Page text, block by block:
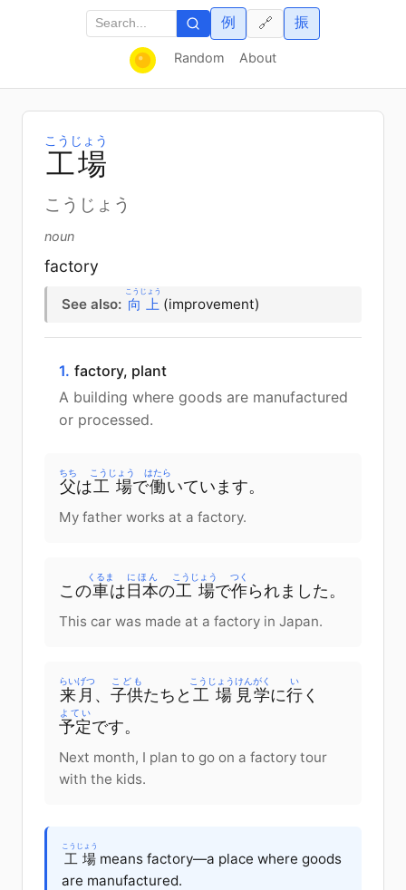
Random About
例 振
🔗
工場
こうじょう
こうじょう
noun
factory
See also: 向上
こうじょう
(improvement)
1. factory, plant
A building where goods are manufactured
or processed.
父
ちち
は工場
こうじょう
で働
はたら
いています。
My father works at a factory.
この車
くるま
は 日本
にほん
の工場
こうじょう
で作
つく
られました 。
This car was made at a factory in Japan.
来月
らいげつ
、 子供
こども
たち と 工場
こうじょう
見学
けんがく
に行
い
く
予定
よてい
です。
Next month, I plan to go on a factory tour
with the kids.
工場
こうじょう
means factory—a place where goods
are manufactured.